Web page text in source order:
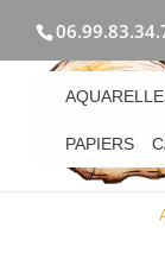
PAPIERS